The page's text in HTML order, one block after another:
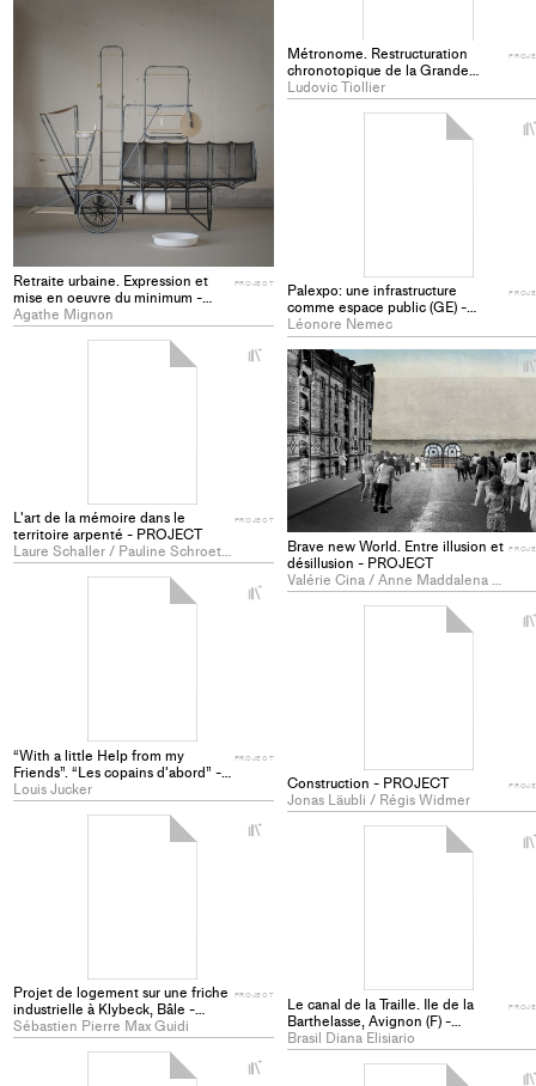
Métronome. Restructuration
chronotopique de la Grande
Place, Vevey - PROJECT
Ludovic Tiollier
Retraite urbaine. Expression et
mise en oeuvre du minimum -
PROJECT
Agathe Mignon
PROJECT Palexpo: une infrastructure
comme espace public (GE) -
PROJECT
Léonore Nemec
+
L'art de la mémoire dans le
territoire arpenté - PROJECT
Laure Schaller / Pauline Schroeter
PROJECT
+
Add
project
collections
Brave new World. Entre illusion et
désillusion - PROJECT
Valérie Cina / Anne Maddalena Käppeli
+
“With a little Help from my
Friends”. “Les copains d'abord” -
PROJECT
Louis Jucker
PROJECT
+
Construction - PROJECT
Jonas Läubli / Régis Widmer
+
Projet de logement sur une friche
industrielle à Klybeck, Bâle -
PROJECT
Sébastien Pierre Max Guidi
PROJECT
+
Le canal de la Traille. Ile de la
Barthelasse, Avignon (F) -
PROJECT
Brasil Diana Elisiario
+
+
+